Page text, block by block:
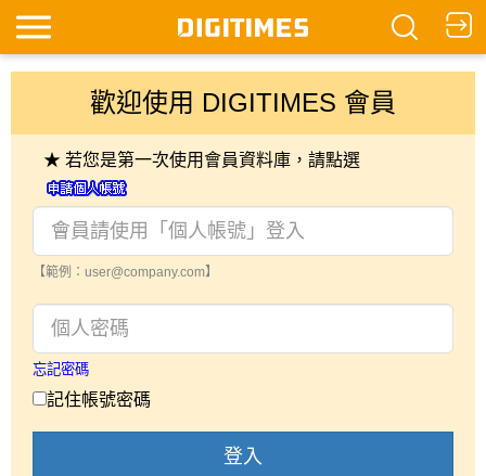
歡迎使用 DIGITIMES 會員
★ 若您是第一次使用會員資料庫，請點選
【範例：user@company.com】
忘記密碼
記住帳號密碼
登入